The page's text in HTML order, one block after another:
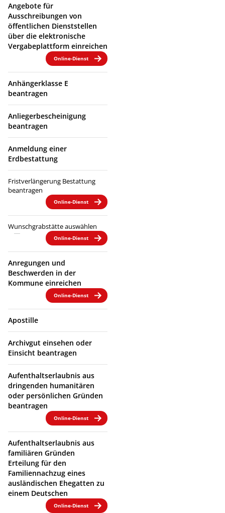
Angebote für
Ausschreibungen von
öffentlichen Dienststellen
über die elektronische
Vergabeplattform einreichen
Online-Dienst
Anhängerklasse E
beantragen
Anliegerbescheinigung
beantragen
Anmeldung einer
Erdbestattung
Fristverlängerung Bestattung
beantragen
Online-Dienst
Wunschgrabstätte auswählen
Online-Dienst
Anregungen und
Beschwerden in der
Kommune einreichen
Online-Dienst
Apostille
Archivgut einsehen oder
Einsicht beantragen
Aufenthaltserlaubnis aus
dringenden humanitären
oder persönlichen Gründen
beantragen
Online-Dienst
Aufenthaltserlaubnis aus
familiären Gründen
Erteilung für den
Familiennachzug eines
ausländischen Ehegatten zu
einem Deutschen
Online-Dienst